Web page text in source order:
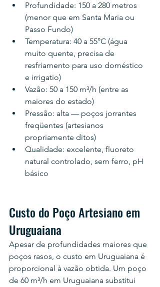
Profundidade: 150 a 280 metros
(menor que em Santa Maria ou
Passo Fundo)
Temperatura: 40 a 55°C (água
muito quente, precisa de
resfriamento para uso doméstico
e irrigatio)
Vazão: 50 a 150 m³/h (entre as
maiores do estado)
Pressão: alta — poços jorrantes
freqüentes (artesianos
propriamente ditos)
Qualidade: excelente, fluoreto
natural controlado, sem ferro, pH
básico
Custo do Poço Artesiano em
Uruguaiana
Apesar de profundidades maiores que
poços rasos, o custo em Uruguaiana é
proporcional à vazão obtida. Um poço
de 60 m³/h em Uruguaiana substitui